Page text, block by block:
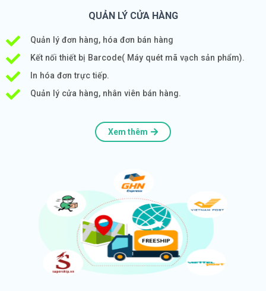
QUẢN LÝ CỬA HÀNG
Quản lý đơn hàng, hóa đơn bán hàng
Kết nối thiết bị Barcode( Máy quét mã vạch sản phẩm).
In hóa đơn trực tiếp.
Quản lý cửa hàng, nhân viên bán hàng.
Xem thêm